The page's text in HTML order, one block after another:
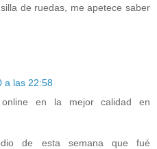
de ruedas, me apetece saber
a las 22:58
online en la mejor calidad en
de esta semana que fué